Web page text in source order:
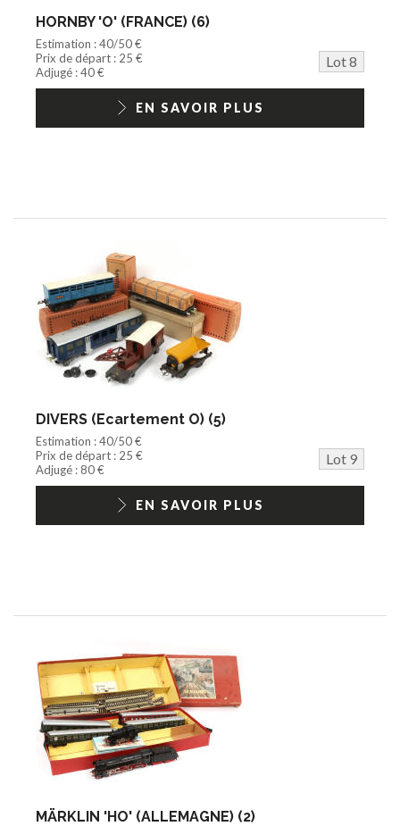
HORNBY 'O' (FRANCE) (6)
Estimation : 40/50 €
Prix de départ : 25 €
Lot 8
Adjugé : 40 €
EN SAVOIR PLUS
DIVERS (Ecartement O) (5)
Estimation : 40/50 €
Prix de départ : 25 €
Lot 9
Adjugé : 80 €
EN SAVOIR PLUS
MÄRKLIN 'HO' (ALLEMAGNE) (2)